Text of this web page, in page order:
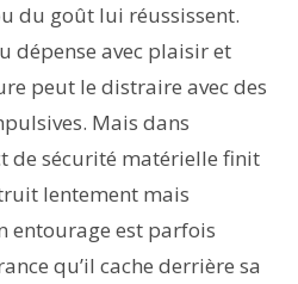
du goût lui réussissent.
dépense avec plaisir et
peut le distraire avec des
Mais dans
de sécurité matérielle finit
lentement mais
entourage est parfois
qu’il cache derrière sa